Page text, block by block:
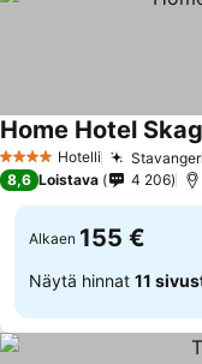
4 Tähtiluokitus
Hotelli
Home Hotel
8,6 Loistava 4 206
Alkaen 155 €
Näytä hinnat 11